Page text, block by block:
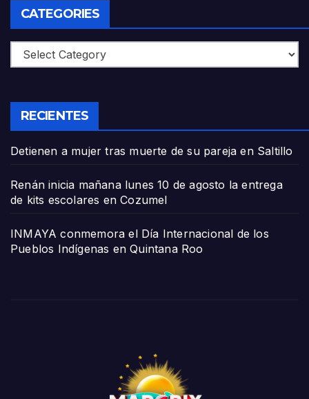
CATEGORIES
Categories
RECIENTES
Detienen a mujer tras muerte de su pareja en Saltillo
Renán inicia mañana lunes 10 de agosto la entrega
de kits escolares en Cozumel
INMAYA conmemora el Día Internacional de los
Pueblos Indígenas en Quintana Roo